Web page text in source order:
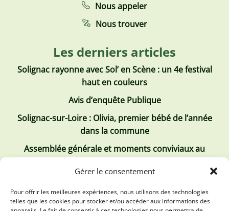
Gérer le consentement
Pour offrir les meilleures expériences, nous utilisons des technologies
telles que les cookies pour stocker et/ou accéder aux informations des
Nous appeler
Nous trouver
Les derniers articles
Solignac rayonne avec Sol’ en Scène : un 4e festival
haut en couleurs
Avis d’enquête Publique
Solignac-sur-Loire : Olivia, premier bébé de l’année
dans la commune
Assemblée générale et moments conviviaux au
Les derniers comptes rendus